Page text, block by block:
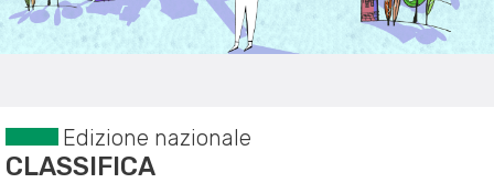
Edizione nazionale
CLASSIFICA